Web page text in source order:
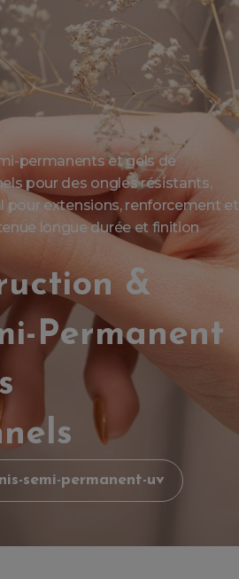
permanents et gels de
pour des ongles résistants,
pour extensions, renforcement et
longue durée et finition
&
Permanent
semi-permanent-uv